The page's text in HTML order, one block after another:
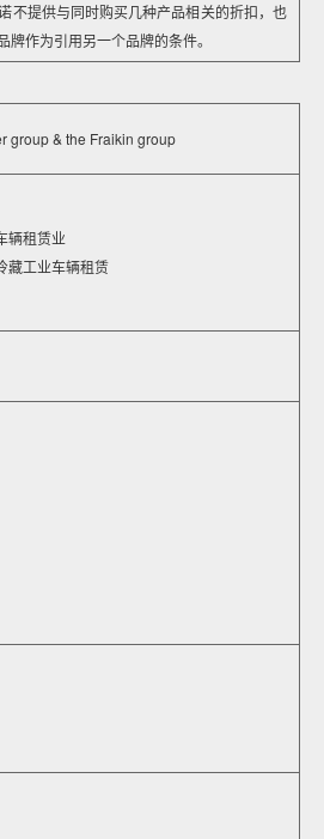
不提供与同时购买几种产品相关的折扣，也
牌作为引用另一个品牌的条件。
group & the Fraikin group
辆租赁业
藏工业车辆租赁